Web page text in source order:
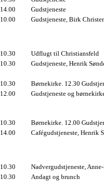
14.00
Gudstjeneste
10.00 Gudstjeneste, Birk
10.30
Udflugt til Christiansfeld
10.30
Gudstjeneste, Henrik
10.30
Børnekirke. 12.30
12.00
Gudstjeneste og
10.30
Børnekirke. 12.00
14.00 Cafégudstjeneste, Henrik
10.30
Nadvergudstjeneste,
10.30
Andagt og brunch